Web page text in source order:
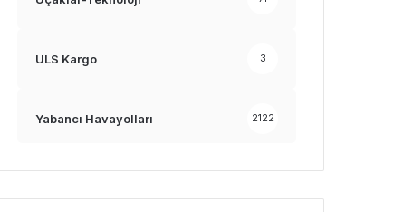
ULS Kargo 3
Yabancı Havayolları 2122